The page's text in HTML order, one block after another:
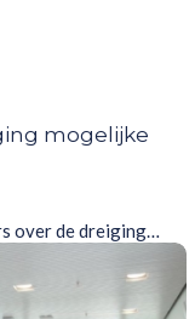
mogelijke
over de dreiging…